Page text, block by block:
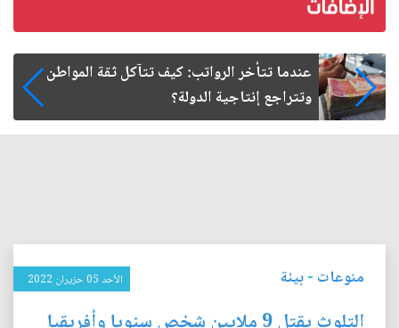
صمت الطريق بعد الأربعين
منوعات -بيئة الأحد 05 حزيران 2022